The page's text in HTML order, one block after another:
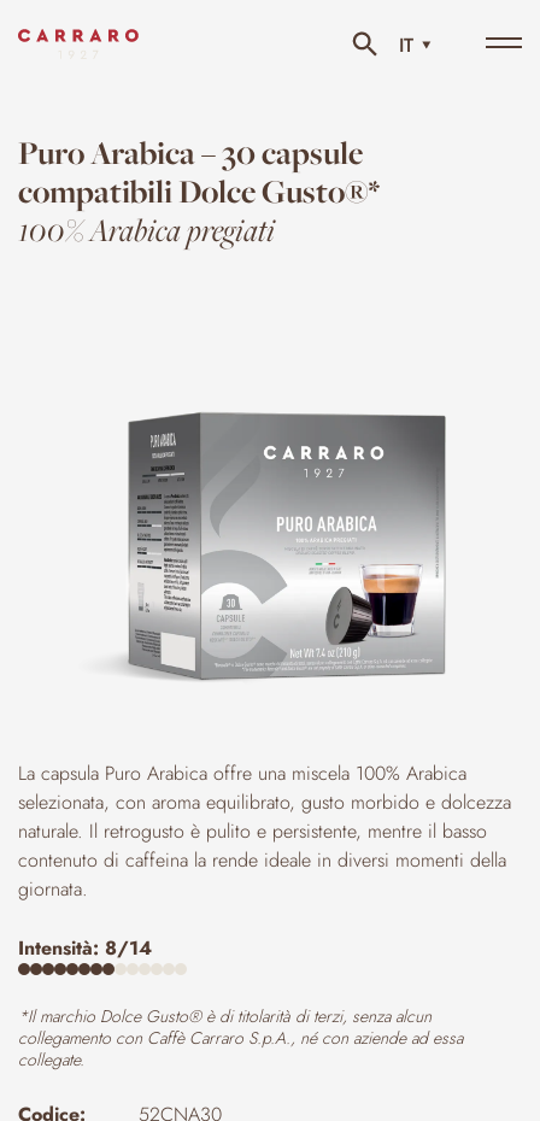
IT
Puro Arabica – 30 capsule
compatibili Dolce Gusto®*
100% Arabica pregiati
La capsula Puro Arabica offre una miscela 100% Arabica
selezionata, con aroma equilibrato, gusto morbido e dolcezza
naturale. Il retrogusto è pulito e persistente, mentre il basso
contenuto di caffeina la rende ideale in diversi momenti della
giornata.
Intensità: 8/14
*Il marchio Dolce Gusto® è di titolarità di terzi, senza alcun
collegamento con Caffè Carraro S.p.A., né con aziende ad essa
collegate.
Codice: 52CNA30